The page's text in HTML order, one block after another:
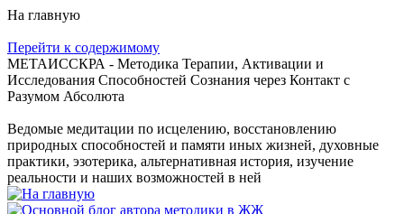
На главную
Перейти к содержимому
МЕТАИССКРА - Методика Терапии, Активации и
Исследования Способностей Сознания через Контакт с
Разумом Абсолюта
Ведомые медитации по исцелению, восстановлению
природных способностей и памяти иных жизней, духовные
практики, эзотерика, альтернативная история, изучение
реальности и наших возможностей в ней